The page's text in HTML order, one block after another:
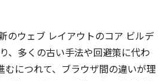
のウェブ レイアウトのコア ビルデ
、多くの古い手法や回避策に代わ
むにつれて、ブラウザ間の違いが理